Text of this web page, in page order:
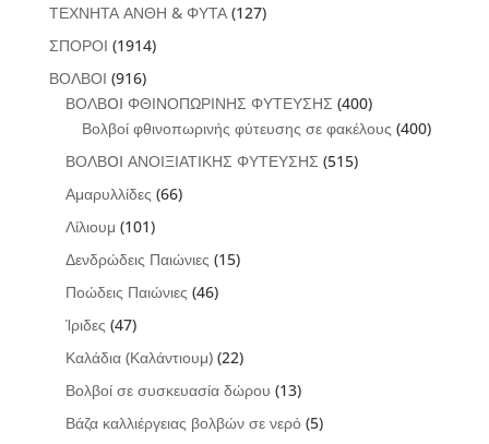
ΤΕΧΝΗΤΑ ΑΝΘΗ & ΦΥΤΑ (127)
ΣΠΟΡΟΙ (1914)
ΒΟΛΒΟΙ (916)
ΒΟΛΒOI ΦΘΙΝΟΠΩΡΙΝΗΣ ΦΥΤΕΥΣΗΣ (400)
Βολβοί φθινοπωρινής φύτευσης σε φακέλους (400)
ΒΟΛΒOI ΑΝΟΙΞΙΑΤΙΚΗΣ ΦΥΤΕΥΣΗΣ (515)
Αμαρυλλίδες (66)
Λίλιουμ (101)
Δενδρώδεις Παιώνιες (15)
Ποώδεις Παιώνιες (46)
Ίριδες (47)
Καλάδια (Καλάντιουμ) (22)
Βολβοί σε συσκευασία δώρου (13)
Βάζα καλλιέργειας βολβών σε νερό (5)